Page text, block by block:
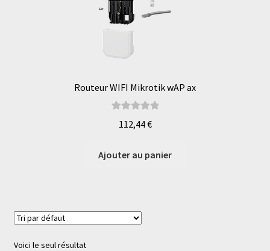
Routeur WIFI Mikrotik wAP ax
5
112,44€
Ajouter au panier
Voici le seul résultat